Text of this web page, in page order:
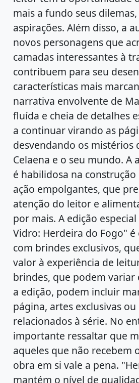
mais a fundo seus
aspirações. Além disso, a
novos personagens que
camadas interessantes à
contribuem para seu
características mais
narrativa envolvente de
fluída e cheia de detalhes
a continuar virando as
desvendando os mistérios
Celaena e o seu mundo. A
é habilidosa na construção
ação empolgantes, que
atenção do leitor e
por mais. A edição
Vidro: Herdeira do Fogo"
com brindes exclusivos,
valor à experiência de
brindes, que podem variar
a edição, podem incluir
página, artes exclusivas
relacionados à série. No
importante ressaltar que
aqueles que não recebem
obra em si vale a pena.
mantém o nível de